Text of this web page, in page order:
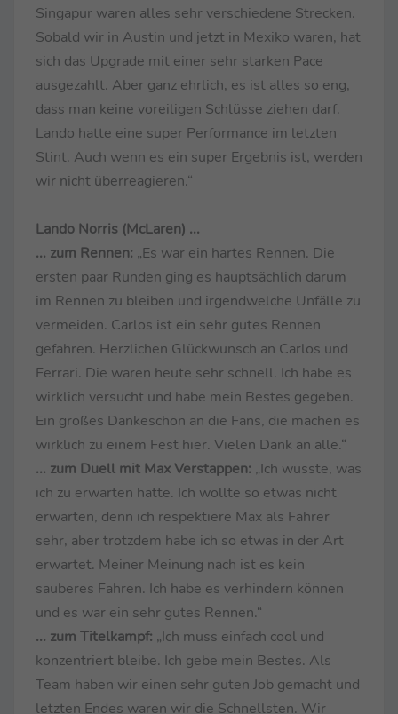
Singapur waren alles sehr verschiedene Strecken.
Sobald wir in Austin und jetzt in Mexiko waren, hat
sich das Upgrade mit einer sehr starken Pace
ausgezahlt. Aber ganz ehrlich, es ist alles so eng,
dass man keine voreiligen Schlüsse ziehen darf.
Lando hatte eine super Performance im letzten
Stint. Auch wenn es ein super Ergebnis ist, werden
wir nicht überreagieren.“
Lando Norris (McLaren) ...
... zum Rennen: „Es war ein hartes Rennen. Die
ersten paar Runden ging es hauptsächlich darum
im Rennen zu bleiben und irgendwelche Unfälle zu
vermeiden. Carlos ist ein sehr gutes Rennen
gefahren. Herzlichen Glückwunsch an Carlos und
Ferrari. Die waren heute sehr schnell. Ich habe es
wirklich versucht und habe mein Bestes gegeben.
Ein großes Dankeschön an die Fans, die machen es
wirklich zu einem Fest hier. Vielen Dank an alle.“
... zum Duell mit Max Verstappen: „Ich wusste, was
ich zu erwarten hatte. Ich wollte so etwas nicht
erwarten, denn ich respektiere Max als Fahrer
sehr, aber trotzdem habe ich so etwas in der Art
erwartet. Meiner Meinung nach ist es kein
sauberes Fahren. Ich habe es verhindern können
und es war ein sehr gutes Rennen.“
... zum Titelkampf: „Ich muss einfach cool und
konzentriert bleibe. Ich gebe mein Bestes. Als
Team haben wir einen sehr guten Job gemacht und
letzten Endes waren wir die Schnellsten. Wir